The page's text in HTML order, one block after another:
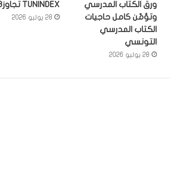
ورق الكتاب المدرسي
وتؤمّن كامل حاجيات
الكتاب المدرسي
التونسي
28 يوليو 2026
TUNINDEX تجاوز3%
28 يوليو 2026